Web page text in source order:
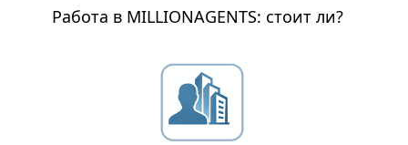
Работа в MILLIONAGENTS: стоит ли?